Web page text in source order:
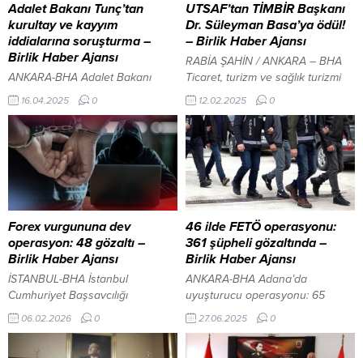
Adalet Bakanı Tunç’tan
kurultay ve kayyım
iddialarına soruşturma –
Birlik Haber Ajansı
ANKARA-BHA Adalet Bakanı
Yılmaz Tunç, CHP’nin 38. Olağan
Kurultayı’na yönelik iptal davaları
ve bazı belediyelere kayyım
atanacağı iddiaları hakkında
kamuoyuna açıklamalarda
bulundu. Tunç, bu tür iddiaların
gerçek dışı ve kamuoyunu
yanıltmaya yönelik olduğunu
belirterek, sosyal medyada
dolaşıma sokulan içeriklere itibar
edilmemesi gerektiğini vurguladı.
KURULTAY SÜRECİ HUKUKİ
TAKİPTE Cumhurbaşkanı
Erdoğan’dan Sırrı...
16.04.2025 0
UTSAF’tan TİMBİR Başkanı
Dr. Süleyman Basa’ya ödül!
– Birlik Haber Ajansı
RABİA ŞAHİN / ANKARA – BHA
Ticaret, turizm ve sağlık turizmi
dünyasında sektörün öncülerini
bir araya getiren UTSAF Prestij
Ödülleri, bugün Ankara Ticaret
Odası (ATO) Meclis Salonu’nda
gerçekleşen törenle sahiplerini
buldu. Saat 17.00’de başlayan
etkinlik, sektörün geleceğini
şekillendiren profesyonelleri bir
araya getirdi. Törende, başarılı
çalışmalarıyla dikkat çeken
isimler ödüllerine kavuşurken,...
12.02.2025 0
Forex vurgununa dev
operasyon: 48 gözaltı –
Birlik Haber Ajansı
İSTANBUL-BHA İstanbul
Cumhuriyet Başsavcılığı
Terörizmin Finansmanının
Önlenmesi ve Aklama Suçu
Soruşturma Bürosu tarafından
06.02.2026 0
46 ilde FETÖ operasyonu:
361 şüpheli gözaltında –
Birlik Haber Ajansı
ANKARA-BHA Adana’da
uyuşturucu operasyonu: 65
şüpheli gözaltında İçeriği
Görüntüle İçişleri Bakanı Ali
Yerlikaya, Fetullahçı Terör
27.06.2025 0